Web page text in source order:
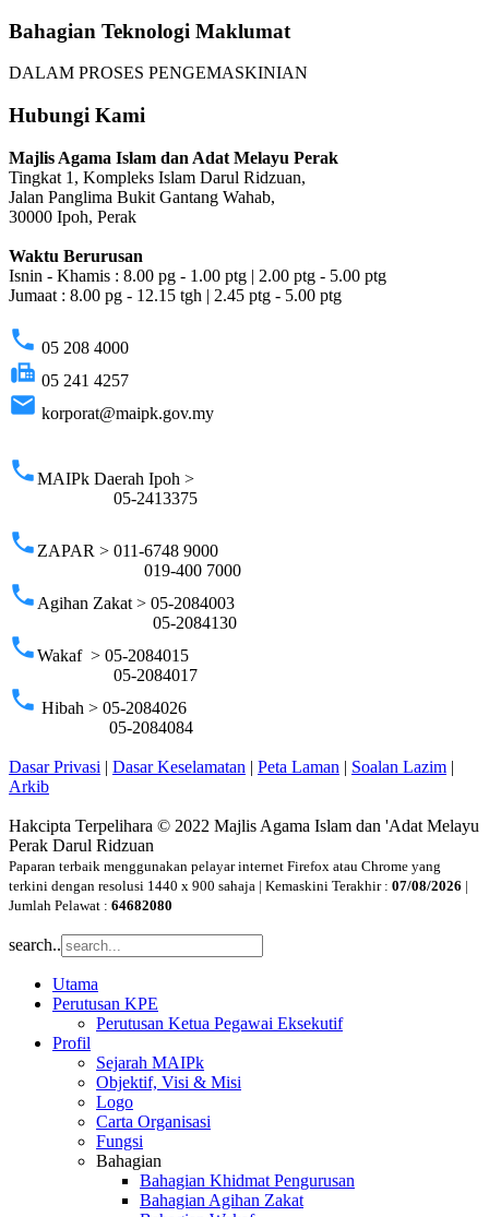
Bahagian Teknologi Maklumat
DALAM PROSES PENGEMASKINIAN
Hubungi Kami
Majlis Agama Islam dan Adat Melayu Perak
Tingkat 1, Kompleks Islam Darul Ridzuan,
Jalan Panglima Bukit Gantang Wahab,
30000 Ipoh, Perak
Waktu Berurusan
Isnin - Khamis : 8.00 pg - 1.00 ptg | 2.00 ptg - 5.00 ptg
Jumaat : 8.00 pg - 12.15 tgh | 2.45 ptg - 5.00 ptg
phone 05 208 4000
fax 05 241 4257
email korporat@maipk.gov.my
phoneMAIPk Daerah Ipoh >
05-2413375
phone ZAPAR > 011-6748 9000
019-400 7000
phone Agihan Zakat > 05-2084003
05-2084130
phoneWakaf > 05-2084015
05-2084017
phone Hibah > 05-2084026
05-2084084
Dasar Privasi | Dasar Keselamatan | Peta Laman | Soalan Lazim |
Arkib
Hakcipta Terpelihara © 2022 Majlis Agama Islam dan 'Adat Melayu
Perak Darul Ridzuan
Paparan terbaik menggunakan pelayar internet Firefox atau Chrome yang
terkini dengan resolusi 1440 x 900 sahaja | Kemaskini Terakhir : 07/08/2026 |
Jumlah Pelawat : 64682080
search..
Utama
Perutusan KPE
Perutusan Ketua Pegawai Eksekutif
Profil
Sejarah MAIPk
Objektif, Visi & Misi
Logo
Carta Organisasi
Fungsi
Bahagian
Bahagian Khidmat Pengurusan
Bahagian Agihan Zakat